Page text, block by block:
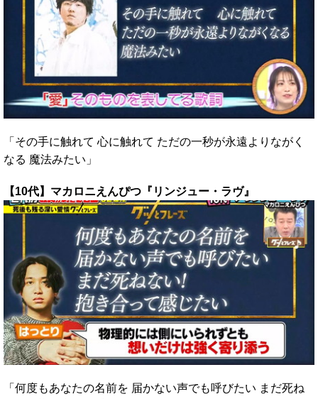
「その手に触れて 心に触れて ただの一秒が永遠よりながく
なる 魔法みたい」
【10代】マカロニえんぴつ『リンジュー・ラヴ』
「何度もあなたの名前を 届かない声でも呼びたい まだ死ね